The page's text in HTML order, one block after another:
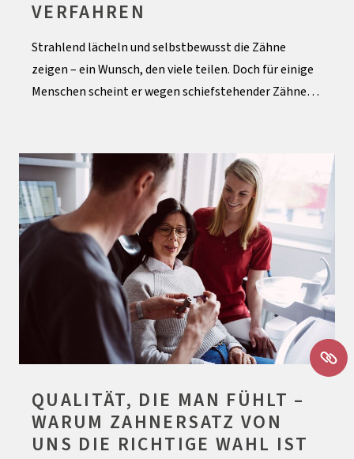
VERFAHREN
Strahlend lächeln und selbstbewusst die Zähne
zeigen – ein Wunsch, den viele teilen. Doch für einige
Menschen scheint er wegen schiefstehender Zähne…
QUALITÄT, DIE MAN FÜHLT –
WARUM ZAHNERSATZ VON
UNS DIE RICHTIGE WAHL IST